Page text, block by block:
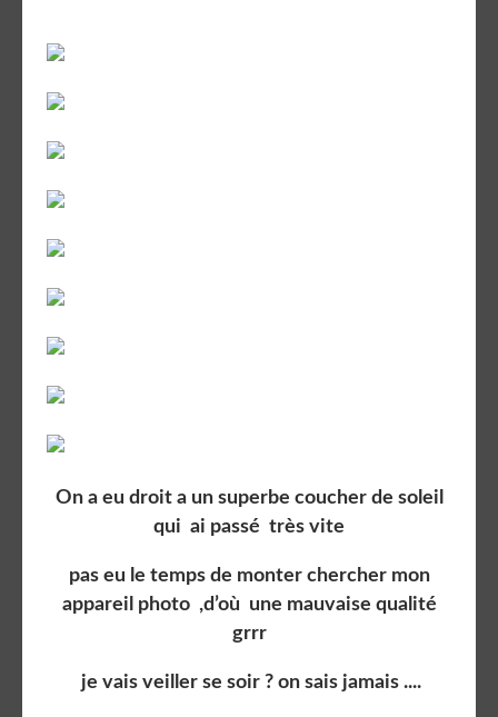
On a eu droit a un superbe coucher de soleil
qui ai passé très vite
pas eu le temps de monter chercher mon
appareil photo ,d’où une mauvaise qualité
grrr
je vais veiller se soir ? on sais jamais ....